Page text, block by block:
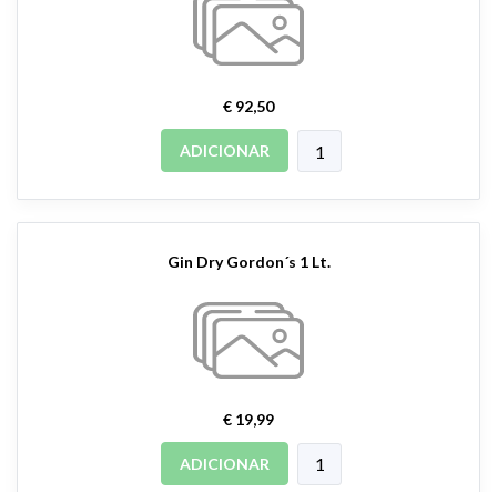
€ 92,50
ADICIONAR
Gin Dry Gordon´s 1 Lt.
€ 19,99
ADICIONAR